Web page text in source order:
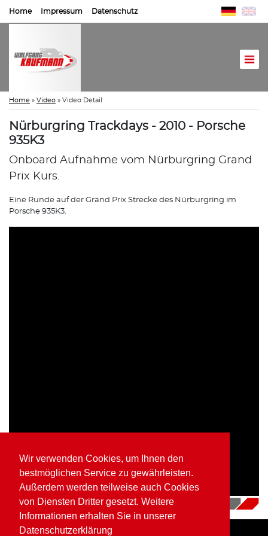
Wir verwenden Cookies, um Ihnen den
bestmöglichen Service zu gewährleisten.
Außerdem werden teilweise auch Cookies
von Diensten Dritter gesetzt. Weitere
Informationen erhalten Sie in unserer
Datenschutzerklärung
Home Impressum Datenschutz
Home » Video » Video Detail
Nürburgring Trackdays - 2010 - Porsche
935K3
Onboard Aufnahme vom Nürburgring Grand
Prix Kurs.
Eine Runde auf der Grand Prix Strecke des Nürburgring im
Porsche 935K3.
16.07.2018